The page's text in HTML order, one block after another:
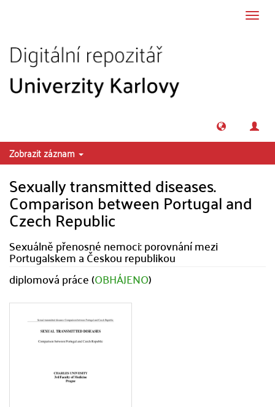
Zobrazit záznam
Sexually transmitted diseases.
Comparison between Portugal and
Czech Republic
Sexuálně přenosné nemoci: porovnání mezi
Portugalskem a Českou republikou
diplomová práce (OBHÁJENO)